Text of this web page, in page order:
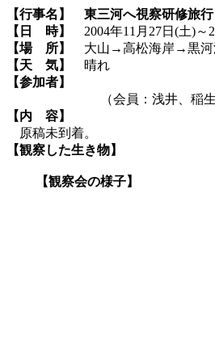
【行事名】
東三河へ視察研修旅
【日 時】
2004年11月27日(土)
【場 所】
大山→高松海岸→黒河
【天 気】
晴れ
【参加者】
（会員：浅井、稲生、桑原
【内 容】
原稿未到着。
【観察した生き物】
【観察会の様子】